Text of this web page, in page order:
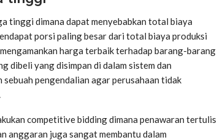
tinggi dimana dapat menyebabkan total biaya
porsi paling besar dari total biaya produksi
harga terbaik terhadap barang-barang
dibeli yang disimpan di dalam sistem dan
pengendalian agar perusahaan tidak
competitive bidding dimana penawaran tertulis
anggaran juga sangat membantu dalam